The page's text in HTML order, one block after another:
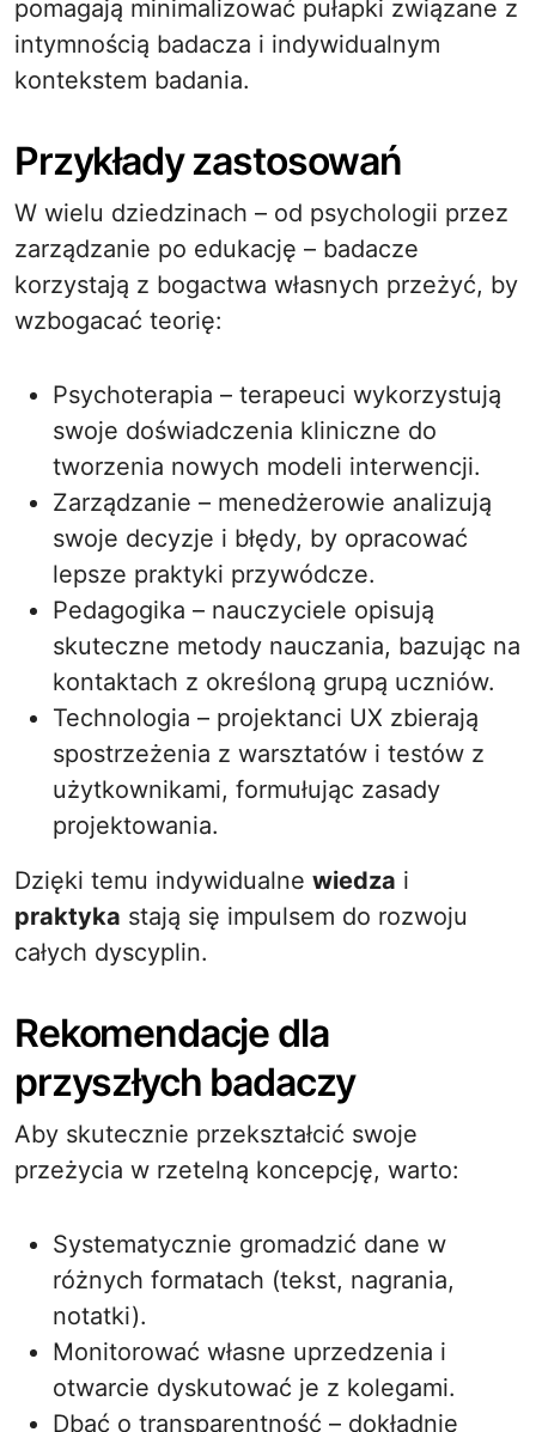
pomagają minimalizować pułapki związane z
intymnością badacza i indywidualnym
kontekstem badania.
Przykłady zastosowań
W wielu dziedzinach – od psychologii przez
zarządzanie po edukację – badacze
korzystają z bogactwa własnych przeżyć, by
wzbogacać teorię:
Psychoterapia – terapeuci wykorzystują
swoje doświadczenia kliniczne do
tworzenia nowych modeli interwencji.
Zarządzanie – menedżerowie analizują
swoje decyzje i błędy, by opracować
lepsze praktyki przywódcze.
Pedagogika – nauczyciele opisują
skuteczne metody nauczania, bazując na
kontaktach z określoną grupą uczniów.
Technologia – projektanci UX zbierają
spostrzeżenia z warsztatów i testów z
użytkownikami, formułując zasady
projektowania.
Dzięki temu indywidualne wiedza i
praktyka stają się impulsem do rozwoju
całych dyscyplin.
Rekomendacje dla
przyszłych badaczy
Aby skutecznie przekształcić swoje
przeżycia w rzetelną koncepcję, warto:
Systematycznie gromadzić dane w
różnych formatach (tekst, nagrania,
notatki).
Monitorować własne uprzedzenia i
otwarcie dyskutować je z kolegami.
Dbać o transparentność – dokładnie